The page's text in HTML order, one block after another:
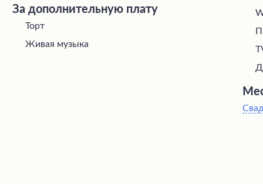
За дополнительную плату
Торт
Живая музыка